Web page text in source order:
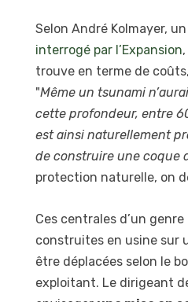
Selon André Kolmayer,
interrogé par l’Expansion
trouve en terme de
"Même un tsunami
cette profondeur, entre
est ainsi naturellement
de construire une coque
protection naturelle, on
Ces centrales d’un
construites en usine sur
être déplacées selon le
exploitant. Le dirigeant